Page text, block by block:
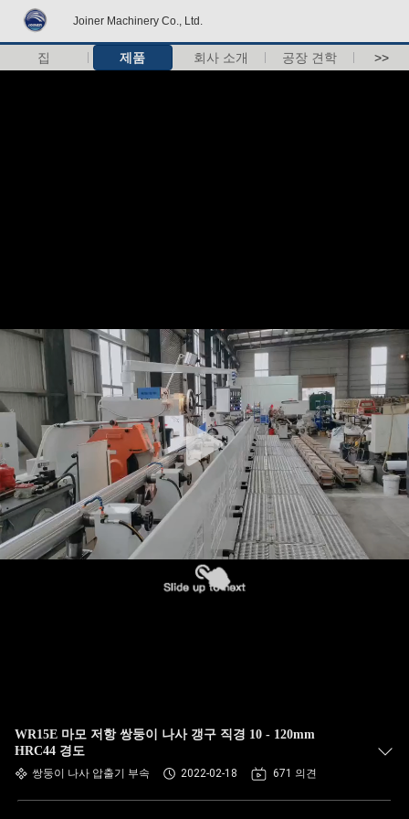
Joiner Machinery Co., Ltd.
집 제품 회사 소개 공장 견학 >>
WR15E 마모 저항 쌍둥이 나사 갱구 직경 10 - 120mm
HRC44 경도
쌍둥이 나사 압출기 부속 2022-02-18 671 의견